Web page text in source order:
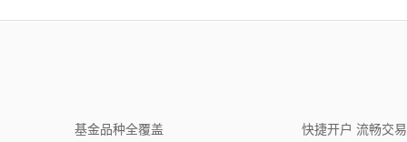
基金品种全覆盖 快捷开户 流畅交易